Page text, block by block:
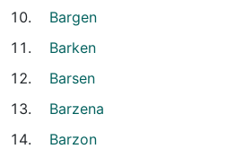
Bargen
Barken
Barsen
Barzena
Barzon